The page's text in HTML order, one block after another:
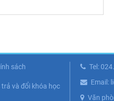
sách
trả và đổi khóa học
Tel:
Email:
Văn